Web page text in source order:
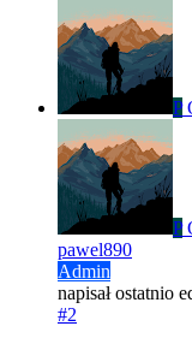
P
P
pawel890
Admin
napisałostatnio
#2